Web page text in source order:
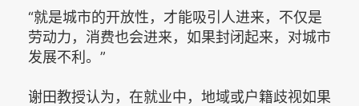
“就是城市的开放性，才能吸引人进来，不仅是
劳动力，消费也会进来，如果封闭起来，对城市
发展不利。”
谢田教授认为，在就业中，地域或户籍歧视如果